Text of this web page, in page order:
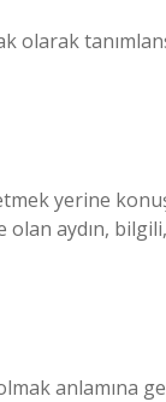
olarak
yerine
aydın,
anlamına